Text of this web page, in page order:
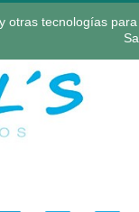
otras tecnologías